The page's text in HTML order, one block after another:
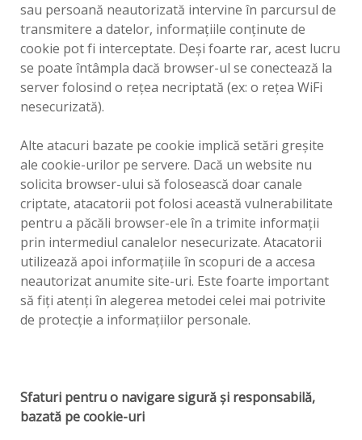
sau persoană neautorizată intervine în parcursul de
transmitere a datelor, informaţiile conţinute de
cookie pot fi interceptate. Deşi foarte rar, acest lucru
se poate întâmpla dacă browser-ul se conectează la
server folosind o reţea necriptată (ex: o reţea WiFi
nesecurizată).
Alte atacuri bazate pe cookie implică setări greşite
ale cookie-urilor pe servere. Dacă un website nu
solicita browser-ului să folosească doar canale
criptate, atacatorii pot folosi această vulnerabilitate
pentru a păcăli browser-ele în a trimite informaţii
prin intermediul canalelor nesecurizate. Atacatorii
utilizează apoi informaţiile în scopuri de a accesa
neautorizat anumite site-uri. Este foarte important
să fiţi atenţi în alegerea metodei celei mai potrivite
de protecţie a informaţiilor personale.
Sfaturi pentru o navigare sigură şi responsabilă,
bazată pe cookie-uri